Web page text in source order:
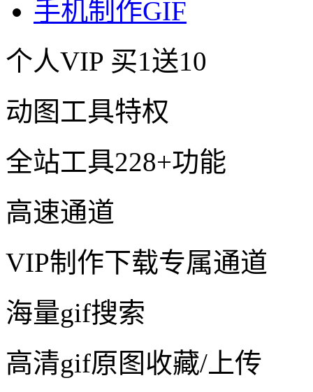
手机制作GIF
个人VIP 买1送10
动图工具特权
全站工具228+功能
高速通道
VIP制作下载专属通道
海量gif搜索
高清gif原图收藏/上传